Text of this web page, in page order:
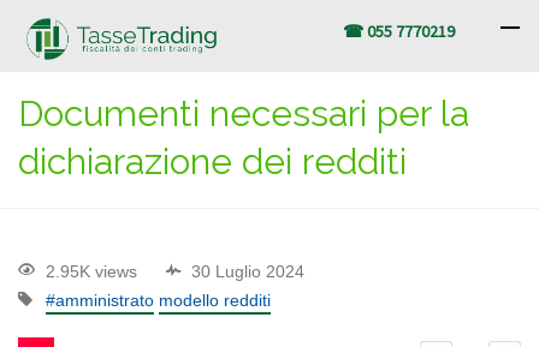
☎ 055 7770219
Documenti necessari per la
dichiarazione dei redditi
2.95K views
30 Luglio 2024
#amministrato modello redditi